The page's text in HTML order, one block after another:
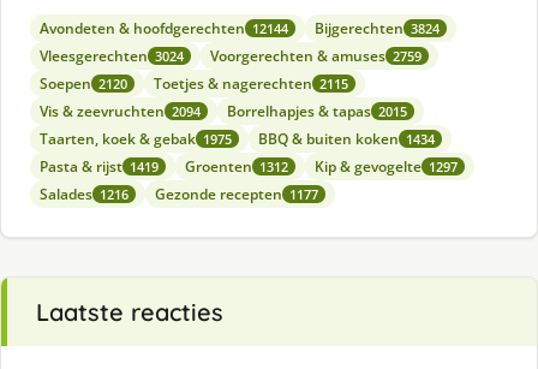
Avondeten & hoofdgerechten 12144 Bijgerechten 3824
Vleesgerechten 3024 Voorgerechten & amuses 2759
Soepen 2120 Toetjes & nagerechten 2115
Vis & zeevruchten 2094 Borrelhapjes & tapas 2015
Taarten, koek & gebak 1975 BBQ & buiten koken 1434
Pasta & rijst 1419 Groenten 1312 Kip & gevogelte 1297
Salades 1216 Gezonde recepten 1177
Laatste reacties